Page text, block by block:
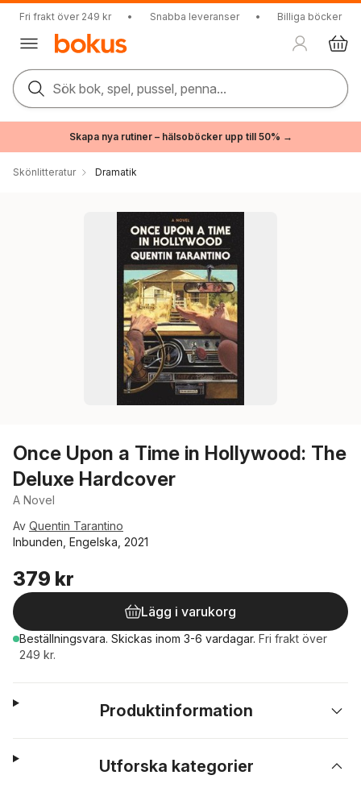
Fri frakt över 249 kr • Snabba leveranser • Billiga böcker
Sök bok, spel, pussel, penna...
Skapa nya rutiner – hälsoböcker upp till 50% →
Skönlitteratur Dramatik
Once Upon a Time in Hollywood: The
Deluxe Hardcover
A Novel
Av Quentin Tarantino
Inbunden, Engelska, 2021
379 kr
Lägg i varukorg
Beställningsvara. Skickas inom 3-6 vardagar. Fri frakt över
249 kr.
Produktinformation
Utforska kategorier